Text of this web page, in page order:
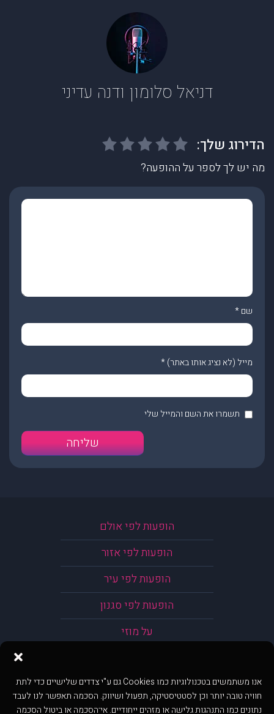
אנו משתמשים בטכנולוגיות כמו Cookies גם ע"י צדדים שלישיים כדי לתת
חוויה טובה יותר וכן לסטטיסטיקה, תפעול ושיווק. הסכמה תאפשר לנו לעבד
נתונים כמו התנהגות גלישה או מזהים ייחודיים. אי־הסכמה או ביטול הסכמה
דניאל סלומון ודנה עדיני
מה יש לך לספר על ההופעה?
שם*
מייל (לא נציג אותו באתר)*
תשמרו את השם והמייל שלי
הופעות לפי אולם
הופעות לפי אזור
הופעות לפי עיר
הופעות לפי סגנון
על מוזי